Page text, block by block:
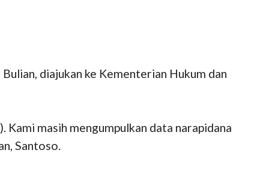
diajukan ke Kementerian Hukum dan
masih mengumpulkan data narapidana
Santoso.